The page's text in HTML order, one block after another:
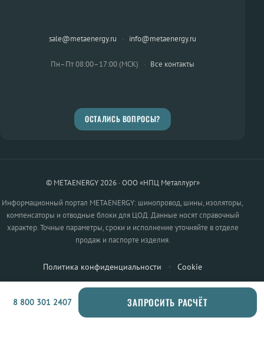
sale@metaenergy.ru · info@metaenergy.ru
Пн–Пт 08:00–17:00 (МСК) · Все контакты
ОСТАЛИСЬ ВОПРОСЫ?
© METAENERGY 2026 · ООО «НПЦ Металлург»
Информационный портал METAENERGY: шинопровод, шины, изоляторы,
компенсаторы и отводные блоки для ЦОД. Данные носят справочный
характер. Точные параметры, сроки и исполнение уточняйте в отделе
продаж и паспорте изделия.
Политика конфиденциальности · Cookie
8 800 301 2407 ЗАПРОСИТЬ РАСЧЁТ